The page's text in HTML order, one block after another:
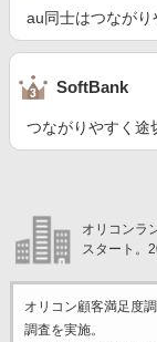
au同士はつながり
SoftBank
つながりやすく途
オリコンラ
スタート。
オリコン顧客満足度
調査を実施。